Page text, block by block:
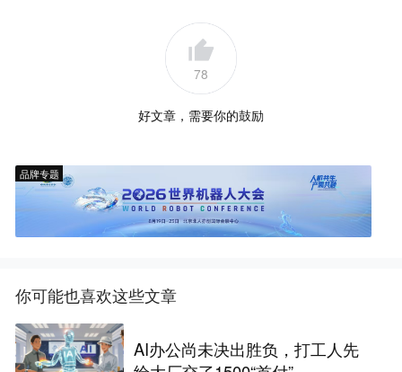
78
好文章，需要你的鼓励
品牌专题
你可能也喜欢这些文章
AI办公尚未决出胜负，打工人先